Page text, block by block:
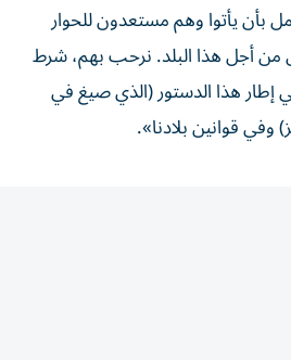
بأن يأتوا وهم مستعدون للحوار
من أجل هذا البلد. نرحب بهم، شرط
إطار هذا الدستور (الذي صيغ في
قوانين بلادنا».